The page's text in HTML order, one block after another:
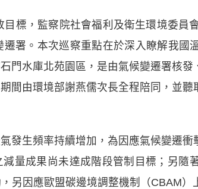
標，監察院社會福利及衛生環境委員
署。本次巡察重點在於深入瞭解我國
門水庫北苑園區，是由氣候變遷署核
間由環境部謝燕儒次長全程陪同，並
發生頻率持續增加，為因應氣候變遷
量成果尚未達成階段管制目標；另隨
另因應歐盟碳邊境調整機制（CBAM